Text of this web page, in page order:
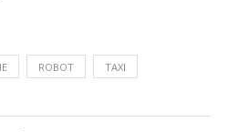
ROBOT TAXI